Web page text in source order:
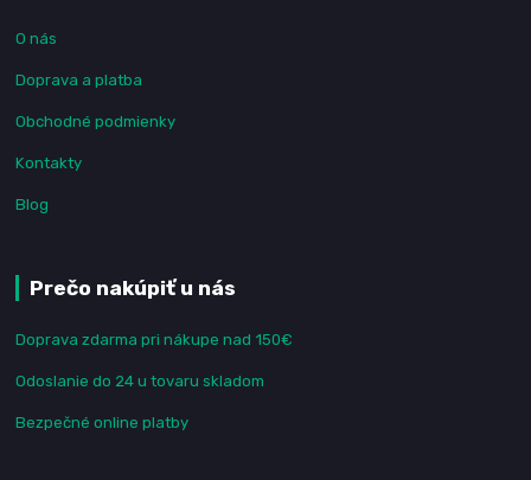
O nás
Doprava a platba
Obchodné podmienky
Kontakty
Blog
Prečo nakúpiť u nás
Doprava zdarma pri nákupe nad 150€
Odoslanie do 24 u tovaru skladom
Bezpečné online platby